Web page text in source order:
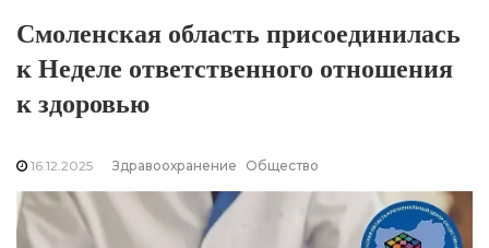
Смоленская область присоединилась
к Неделе ответственного отношения
к здоровью
16.12.2025 Здравоохранение Общество